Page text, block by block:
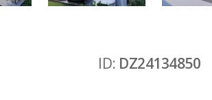
ID: DZ24134850